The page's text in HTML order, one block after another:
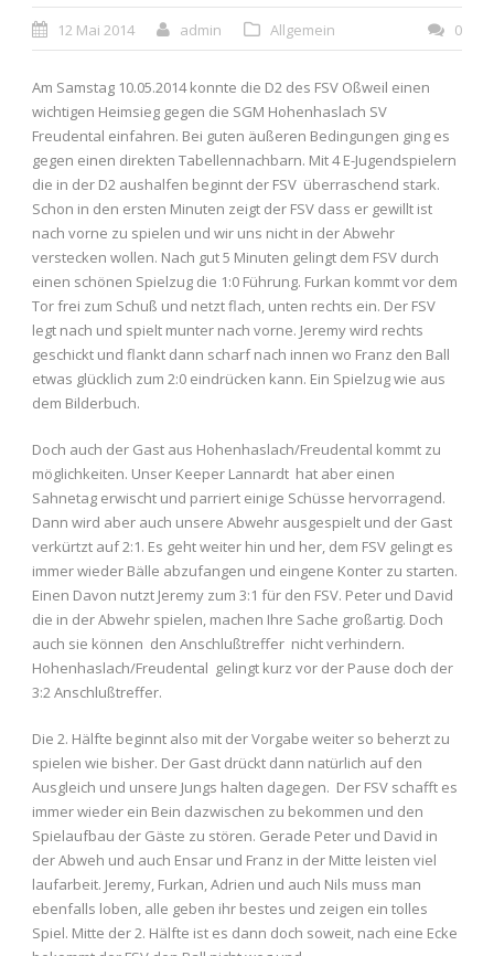
12 Mai 2014 admin Allgemein 0
Am Samstag 10.05.2014 konnte die D2 des FSV Oßweil einen
wichtigen Heimsieg gegen die SGM Hohenhaslach SV
Freudental einfahren. Bei guten äußeren Bedingungen ging es
gegen einen direkten Tabellennachbarn. Mit 4 E-Jugendspielern
die in der D2 aushalfen beginnt der FSV überraschend stark.
Schon in den ersten Minuten zeigt der FSV dass er gewillt ist
nach vorne zu spielen und wir uns nicht in der Abwehr
verstecken wollen. Nach gut 5 Minuten gelingt dem FSV durch
einen schönen Spielzug die 1:0 Führung. Furkan kommt vor dem
Tor frei zum Schuß und netzt flach, unten rechts ein. Der FSV
legt nach und spielt munter nach vorne. Jeremy wird rechts
geschickt und flankt dann scharf nach innen wo Franz den Ball
etwas glücklich zum 2:0 eindrücken kann. Ein Spielzug wie aus
dem Bilderbuch.
Doch auch der Gast aus Hohenhaslach/Freudental kommt zu
möglichkeiten. Unser Keeper Lannardt hat aber einen
Sahnetag erwischt und parriert einige Schüsse hervorragend.
Dann wird aber auch unsere Abwehr ausgespielt und der Gast
verkürtzt auf 2:1. Es geht weiter hin und her, dem FSV gelingt es
immer wieder Bälle abzufangen und eingene Konter zu starten.
Einen Davon nutzt Jeremy zum 3:1 für den FSV. Peter und David
die in der Abwehr spielen, machen Ihre Sache großartig. Doch
auch sie können den Anschlußtreffer nicht verhindern.
Hohenhaslach/Freudental gelingt kurz vor der Pause doch der
3:2 Anschlußtreffer.
Die 2. Hälfte beginnt also mit der Vorgabe weiter so beherzt zu
spielen wie bisher. Der Gast drückt dann natürlich auf den
Ausgleich und unsere Jungs halten dagegen. Der FSV schafft es
immer wieder ein Bein dazwischen zu bekommen und den
Spielaufbau der Gäste zu stören. Gerade Peter und David in
der Abweh und auch Ensar und Franz in der Mitte leisten viel
laufarbeit. Jeremy, Furkan, Adrien und auch Nils muss man
ebenfalls loben, alle geben ihr bestes und zeigen ein tolles
Spiel. Mitte der 2. Hälfte ist es dann doch soweit, nach eine Ecke